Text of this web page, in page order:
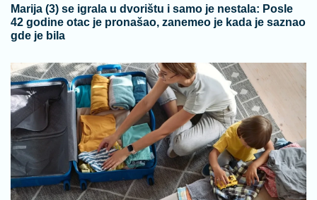
Marija (3) se igrala u dvorištu i samo je nestala: Posle
42 godine otac je pronašao, zanemeo je kada je saznao
gde je bila